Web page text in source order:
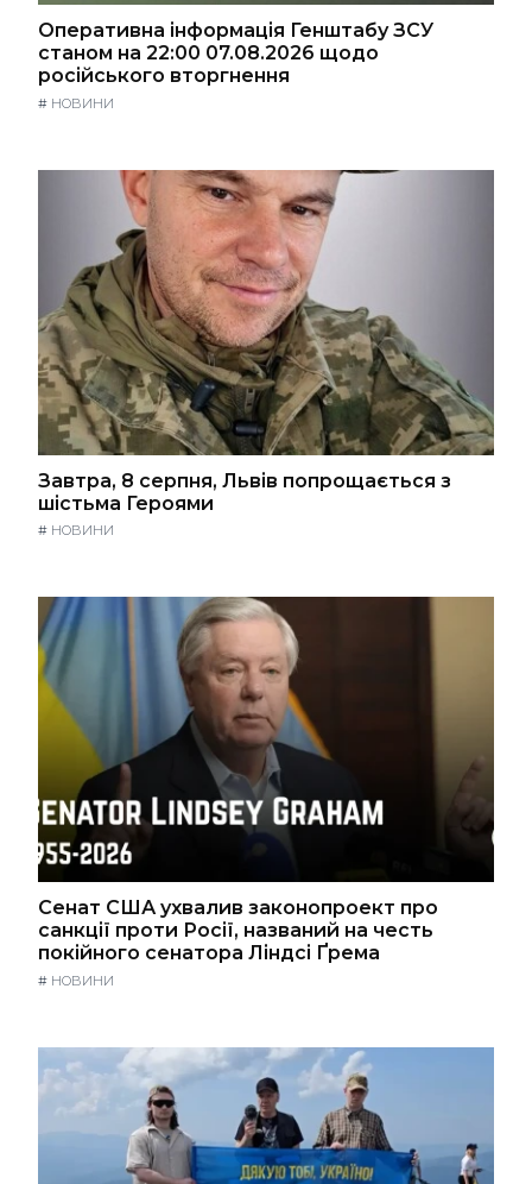
Оперативна інформація Генштабу ЗСУ
станом на 22:00 07.08.2026 щодо
російського вторгнення
# НОВИНИ
Завтра, 8 серпня, Львів попрощається з
шістьма Героями
# НОВИНИ
Сенат США ухвалив законопроект про
санкції проти Росії, названий на честь
покійного сенатора Ліндсі Ґрема
# НОВИНИ